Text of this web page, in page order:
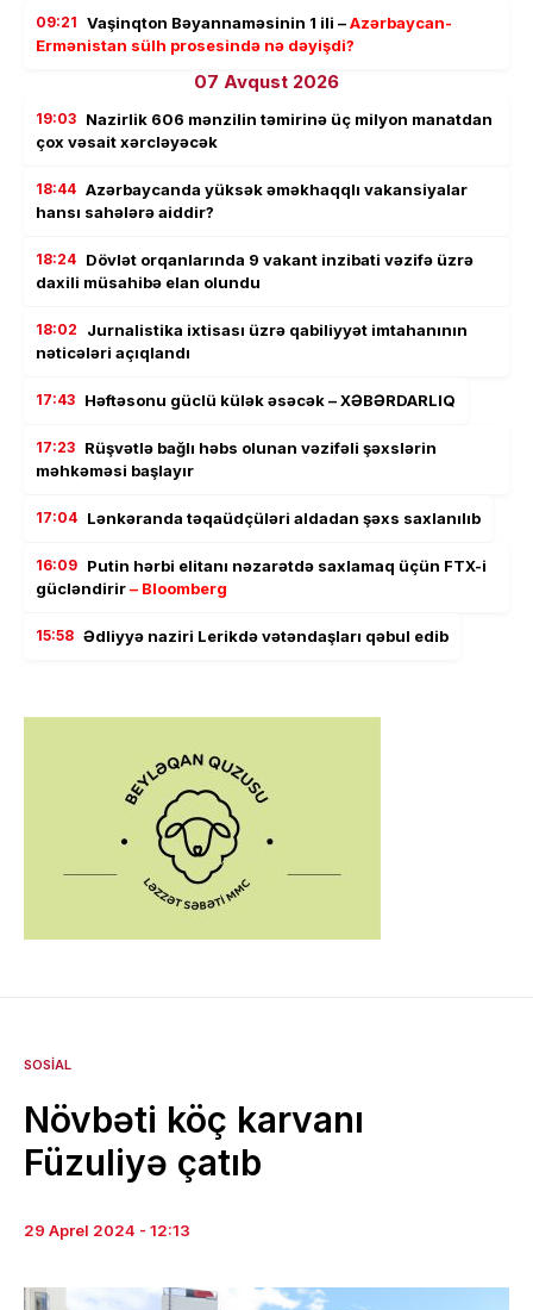
09:21 Vaşinqton Bəyannaməsinin 1 ili –Azərbaycan-
Ermənistan sülh prosesində nə dəyişdi?
07 Avqust 2026
19:03 Nazirlik 606 mənzilin təmirinə üç milyon manatdan
çox vəsait xərcləyəcək
18:44 Azərbaycanda yüksək əməkhaqqlı vakansiyalar
hansı sahələrə aiddir?
18:24 Dövlət orqanlarında 9 vakant inzibati vəzifə üzrə
daxili müsahibə elan olundu
18:02
Jurnalistika ixtisası üzrə qabiliyyət imtahanının
nəticələri açıqlandı
17:43 Həftəsonu güclü külək əsəcək – XƏBƏRDARLIQ
17:23 Rüşvətlə bağlı həbs olunan vəzifəli şəxslərin
məhkəməsi başlayır
17:04 Lənkəranda təqaüdçüləri aldadan şəxs saxlanılıb
16:09 Putin hərbi elitanı nəzarətdə saxlamaq üçün FTX-i
gücləndirir– Bloomberg
15:58 Ədliyyə naziri Lerikdə vətəndaşları qəbul edib
SOSIAL
Növbəti köç karvanı
Füzuliyə çatıb
29 Aprel 2024 - 12:13